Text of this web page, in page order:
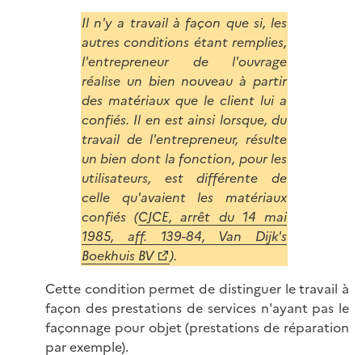
Il n'y a travail à façon que si, les
autres conditions étant remplies,
l'entrepreneur de l'ouvrage
réalise un bien nouveau à partir
des matériaux que le client lui a
confiés. Il en est ainsi lorsque, du
travail de l'entrepreneur, résulte
un bien dont la fonction, pour les
utilisateurs, est différente de
celle qu'avaient les matériaux
confiés (CJCE, arrêt du 14 mai
1985, aff. 139-84, Van Dijk's
Boekhuis BV
).
Cette condition permet de distinguer le travail à
façon des prestations de services n'ayant pas le
façonnage pour objet (prestations de réparation
par exemple).